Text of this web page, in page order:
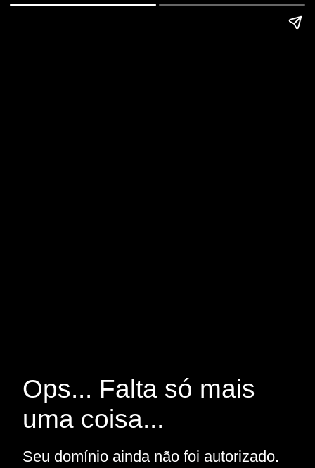
Ops... Falta só mais
uma coisa...
Seu domínio ainda não foi autorizado.